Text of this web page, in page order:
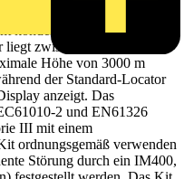
-20°C und 45°C
kondensierte
zwischen -20°C und
Höhe von 3000 m
der Standard-Locator
anzeigt. Das
2 und EN61326
III mit einem
ordnungsgemäß verwenden
Störung durch ein IM400,